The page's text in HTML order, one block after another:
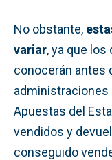
No obstante,
variar, ya que
conocerán antes
administraciones
Apuestas del
vendidos y
conseguido